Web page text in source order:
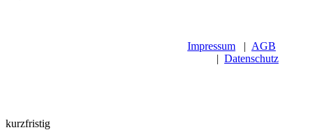
Impressum | AGB
| Datenschutz
kurzfristig